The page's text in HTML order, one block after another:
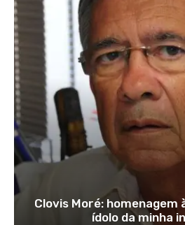
Clovis Moré: homenagem
ídolo da minha